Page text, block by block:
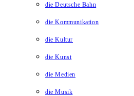
die Deutsche Bahn
die Kommunikation
die Kultur
die Kunst
die Medien
die Musik